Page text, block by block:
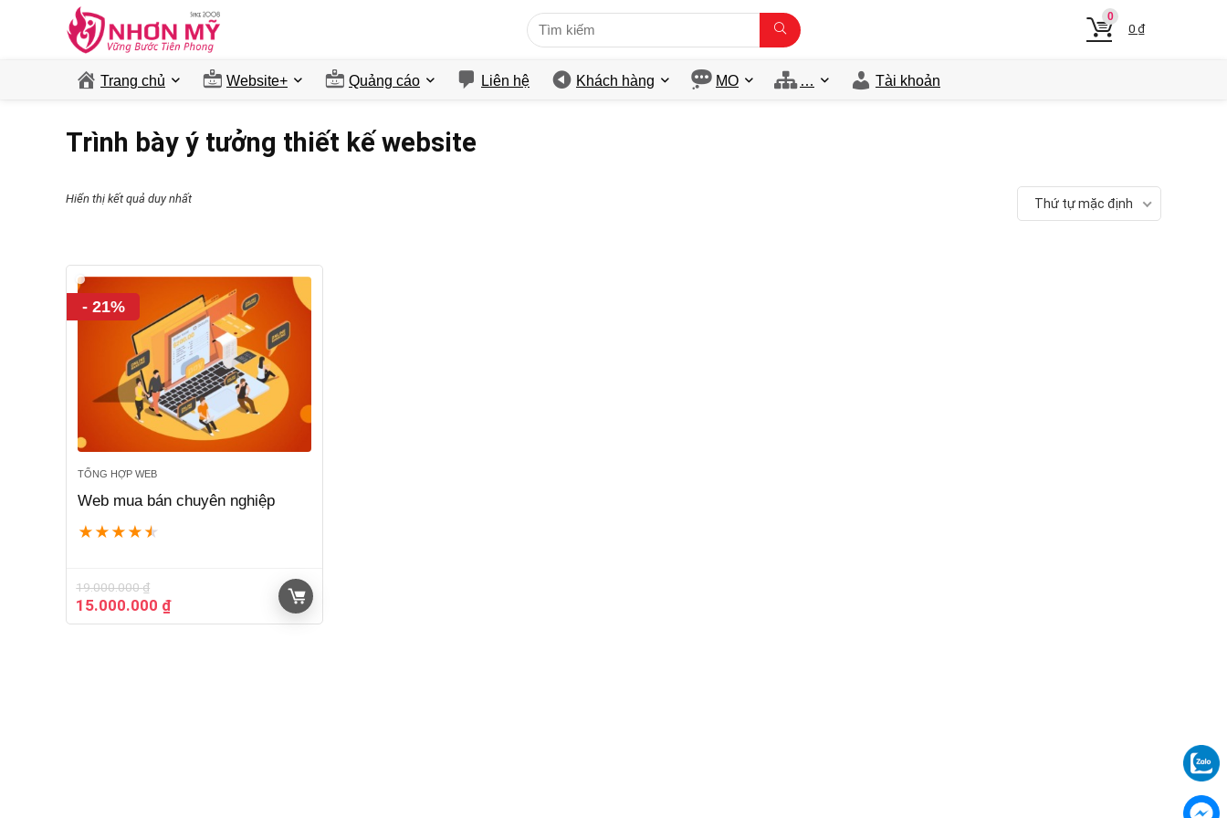
0
0 ₫
Trang chủ Website+ Quảng cáo Liên hệ Khách hàng MO … Tài khoản
Trình bày ý tưởng thiết kế website
Hiển thị kết quả duy nhất Thứ tự mặc định
- 21%
TỔNG HỢP WEB
Web mua bán chuyên nghiệp
★ ★ ★ ★ ★
19.000.000₫
Giá
gốc
15.000.000 ₫Giá
hiện